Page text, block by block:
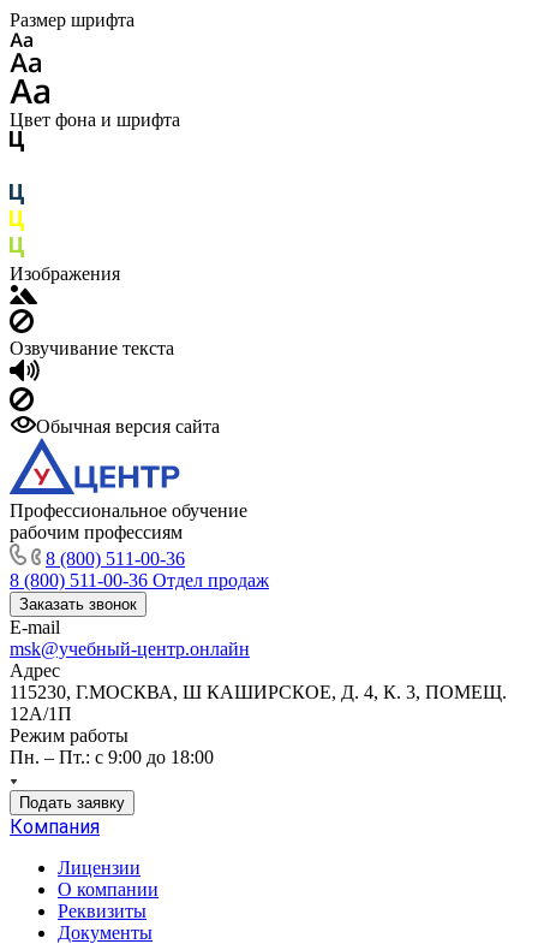
Размер шрифта
Цвет фона и шрифта
Изображения
Озвучивание текста
Обычная версия сайта
Профессиональное обучение
рабочим профессиям
8 (800) 511-00-36
8 (800) 511-00-36 Отдел продаж
Заказать звонок
E-mail
msk@учебный-центр.онлайн
Адрес
115230, Г.МОСКВА, Ш КАШИРСКОЕ, Д. 4, К. 3, ПОМЕЩ.
12А/1П
Режим работы
Пн. – Пт.: с 9:00 до 18:00
Подать заявку
Компания
Лицензии
О компании
Реквизиты
Документы